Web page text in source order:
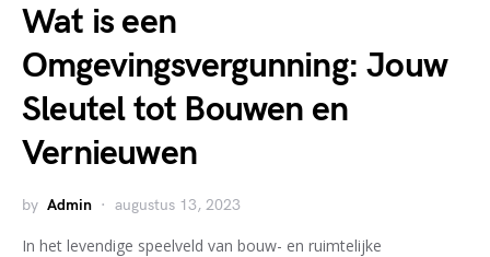
Wat is een
Omgevingsvergunning: Jouw
Sleutel tot Bouwen en
Vernieuwen
by Admin augustus 13, 2023
In het levendige speelveld van bouw- en ruimtelijke